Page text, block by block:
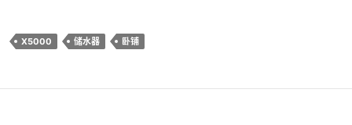
X5000 储水器 卧铺